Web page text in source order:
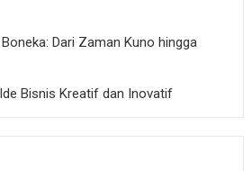
Dari Zaman Kuno hingga
Bisnis Kreatif dan Inovatif